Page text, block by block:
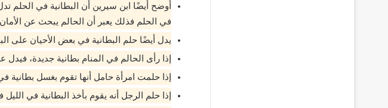
أوضح أيضًا ابن سيرين أن البطانية في الحلم
في الحلم فذلك يعبر أن الحالم يبحث عن
يدل أيضًا حلم البطانية في بعض الأحيان على
إذا رأى الحالم في المنام بطانية جديدة،
إذا حلمت امرأة حامل أنها تقوم بغسل بطانية
إذا حلم الرجل أنه يقوم بأخذ البطانية في